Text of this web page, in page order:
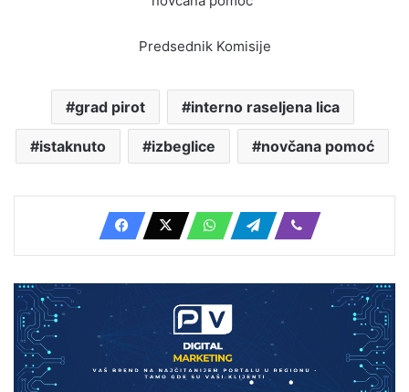
Predsednik Komisije
grad pirot interno raseljena lica
istaknuto izbeglice novčana pomoć